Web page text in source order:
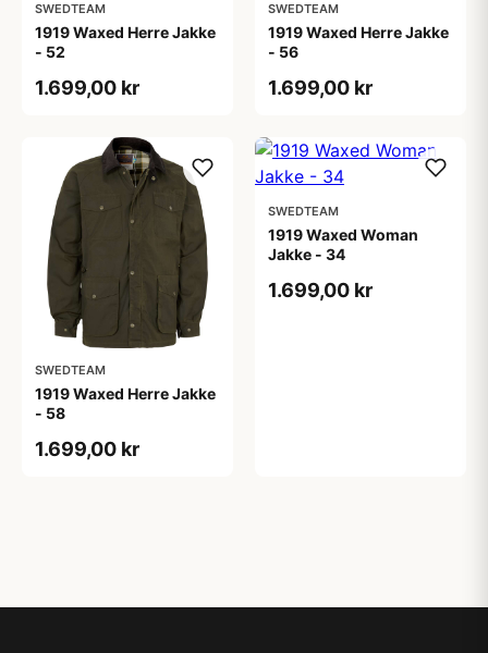
SWEDTEAM
1919 Waxed Herre Jakke
- 52
1.699,00 kr
SWEDTEAM
1919 Waxed Herre Jakke
- 56
1.699,00 kr
SWEDTEAM
1919 Waxed Herre Jakke
- 58
1.699,00 kr
SWEDTEAM
1919 Waxed Woman
Jakke - 34
1.699,00 kr